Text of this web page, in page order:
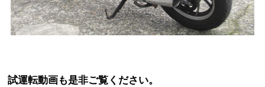
試運転動画も是非ご覧ください。